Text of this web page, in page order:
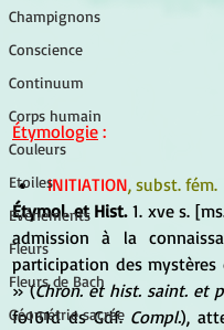
Champignons
Conscience
Continuum
Corps humain
Couleurs
Etoiles
Evénements
Fleurs
Fleurs de Bach
Géométrie sacrée
Étymologie :
INITIATION, subst. fém.
Étymol. et Hist. 1. xve s.
admission à la
participation des
» (Chron. et hist. saint. et
fo161d ds Gdf. Compl.),